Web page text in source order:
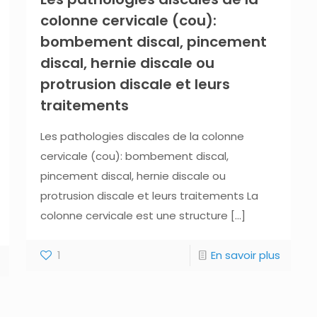
colonne cervicale (cou):
bombement discal, pincement
discal, hernie discale ou
protrusion discale et leurs
traitements
Les pathologies discales de la colonne
cervicale (cou): bombement discal,
pincement discal, hernie discale ou
protrusion discale et leurs traitements La
colonne cervicale est une structure […]
1 En savoir plus